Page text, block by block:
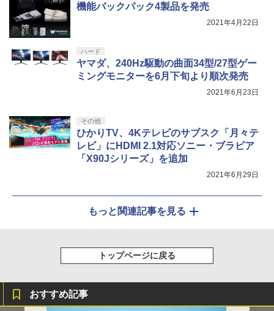
機能バックパック4製品を発売
2021年4月22日
ハード
ヤマダ、240Hz駆動の曲面34型/27型ゲー
ミングモニターを6月下旬より順次発売
2021年6月23日
その他
ひかりTV、4Kテレビのサブスク「月々テ
レビ」にHDMI 2.1対応ソニー・ブラビア
「X90Jシリーズ」を追加
2021年6月29日
もっと関連記事を見る
トップページに戻る
おすすめ記事